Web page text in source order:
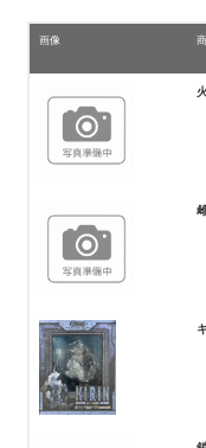
画像